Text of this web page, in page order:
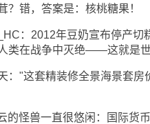
？错，答案是：核桃糖果！
：2012年豆奶宣布停产切
类在战争中灭绝——这就是
"这套精装修全景海景套房
怪兽一直很悠闲：国际货币